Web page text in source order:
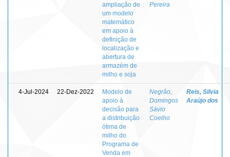
ampliação de
um modelo
matemático
em apoio à
definição de
localização e
abertura de
armazém de
milho e soja
Pereira
4-Jul-2024 22-Dez-2022
Modelo de
apoio à
decisão para
a distribuição
ótima de
milho do
Programa de
Venda em
Negrão,
Domingos
Sávio
Coelho
Reis, Silvia
Araújo dos